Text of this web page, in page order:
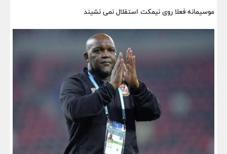
موسیمانه فعلا روی نیمکت استقلال نمی نشیند